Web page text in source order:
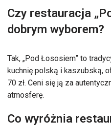
Czy restauracja
dobrym wyborem?
Tak, „Pod Łososiem” to
kuchnię polską i kaszubską,
70 zł. Ceni się ją za
atmosferę.
Co wyróżnia